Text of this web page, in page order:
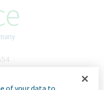
of your data to